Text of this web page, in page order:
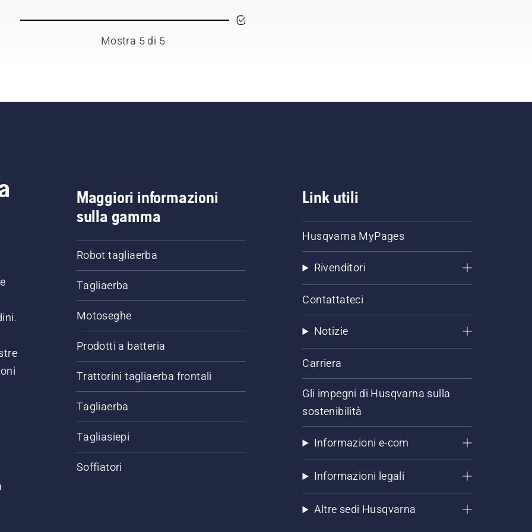
Mostra 5 di 5
Maggiori informazioni
sulla gamma
Robot tagliaerba
Tagliaerba
Motoseghe
Prodotti a batteria
Trattorini tagliaerba frontali
Tagliaerba
Tagliasiepi
Soffiatori
Link utili
Husqvarna MyPages
Rivenditori
Contattateci
Notizie
Carriera
Gli impegni di Husqvarna sulla
sostenibilità
Informazioni e-com
Informazioni legali
Altre sedi Husqvarna